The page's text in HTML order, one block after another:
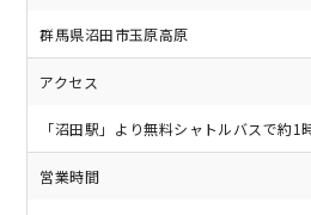
群馬県沼田市玉原高原
アクセス
「沼田駅」より無料シャトルバスで約1
営業時間